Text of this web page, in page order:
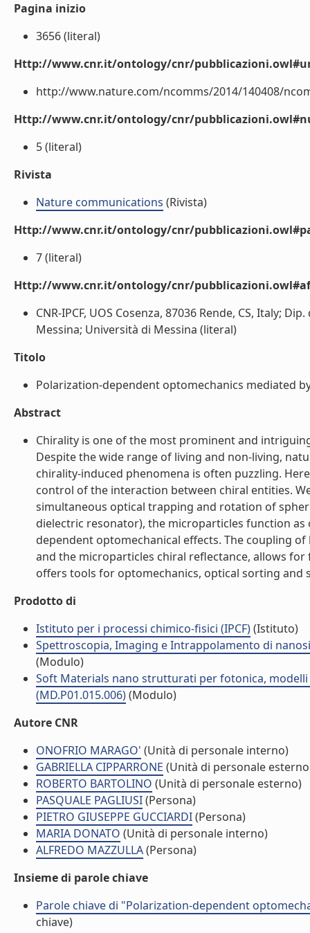
Pagina inizio
3656 (literal)
Http://www.cnr.it/ontology/cnr/
http://www.nature.com/ncomms/2014/140408/
Http://www.cnr.it/ontology/cnr/
5 (literal)
Rivista
Nature communications (Rivista)
Http://www.cnr.it/ontology/cnr/
7 (literal)
Http://www.cnr.it/ontology/cnr/
CNR-IPCF, UOS Cosenza, 87036 Rende, CS, Italy;
Messina; Università di Messina (literal)
Titolo
Polarization-dependent optomechanics mediated
Abstract
Chirality is one of the most prominent and
Despite the wide range of living and non-living,
chirality-induced phenomena is often puzzling.
control of the interaction between chiral entities.
simultaneous optical trapping and rotation of
dielectric resonator), the microparticles function
dependent optomechanical effects. The coupling
and the microparticles chiral reflectance, allows
offers tools for optomechanics, optical sorting and
Prodotto di
Istituto per i processi chimico-fisici (IPCF)(Istituto)
Spettroscopia, Imaging e Intrappolamento di
(Modulo)
Soft Materials nano strutturati per fotonica,
(MD.P01.015.006)(Modulo)
Autore CNR
ONOFRIO MARAGO' (Unità di personale interno)
GABRIELLA CIPPARRONE (Unità di personale
ROBERTO BARTOLINO (Unità di personale esterno)
PASQUALE PAGLIUSI(Persona)
PIETRO GIUSEPPE GUCCIARDI(Persona)
MARIA DONATO (Unità di personale interno)
ALFREDO MAZZULLA(Persona)
Insieme di parole chiave
Parole chiave di "Polarization-dependent
chiave)